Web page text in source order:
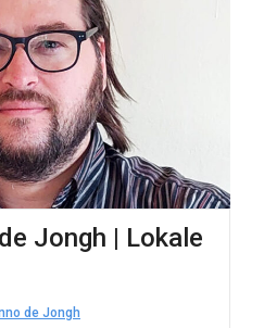
Jongh | Lokale
de Jongh